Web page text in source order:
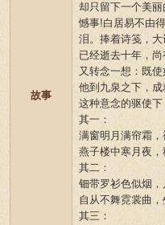
故事
却只留下一个美
憾事!白居易不由
泪。捧着诗笺，
已经逝去十年，
又转念一想：既
他到九泉之下，
这种意念的驱使下
其一：
满窗明月满帘霜
燕子楼中寒月夜，
其二：
钿带罗衫色似烟
自从不舞霓裳曲，
其三：